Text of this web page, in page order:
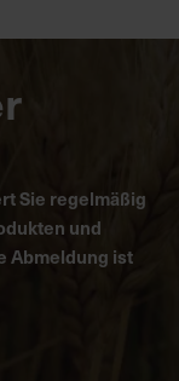
Sie regelmäßig
und
Abmeldung ist